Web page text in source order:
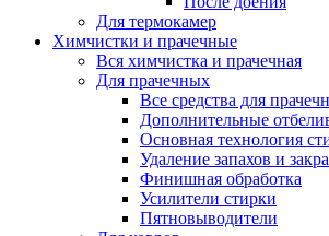
Для термокамер
Химчистки и прачечные
Вся химчистка и прачечная
Для прачечных
Все средства для
Дополнительные
Основная технология
Удаление запахов и
Финишная обработка
Усилители стирки
Пятновыводители